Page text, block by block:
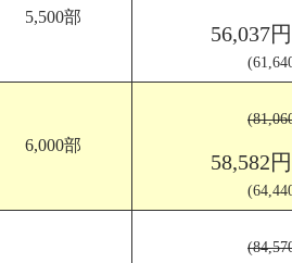
5,500部
56,037
6,000部
58,582